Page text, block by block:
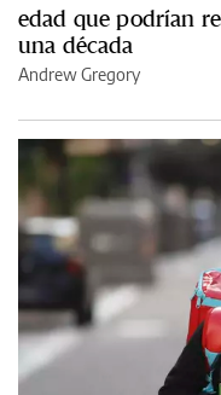
edad que podrían
una década
Andrew Gregory